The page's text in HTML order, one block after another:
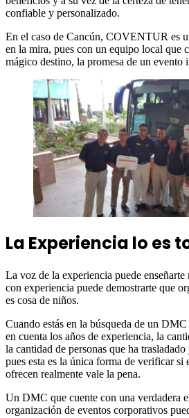
confiable y personalizado.
En el caso de Cancún, COVENTUR es
en la mira, pues con un equipo local que
mágico destino, la promesa de un evento
La Experiencia lo es
La voz de la experiencia puede
con experiencia puede demostrarte que
es cosa de niños.
Cuando estás en la búsqueda de un
en cuenta los años de experiencia, la
la cantidad de personas que ha
pues esta es la única forma de verificar si
ofrecen realmente vale la pena.
Un DMC que cuente con una verdadera
organización de eventos corporativos